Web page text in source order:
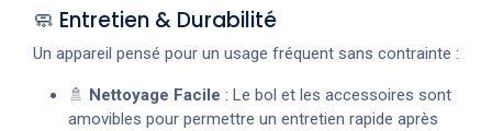
🧼 Entretien & Durabilité
Un appareil pensé pour un usage fréquent sans contrainte :
🚿 Nettoyage Facile : Le bol et les accessoires sont
amovibles pour permettre un entretien rapide après